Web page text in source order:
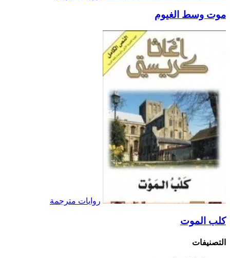
موت وسط الغيوم
روايات مترجمة
كلب الموت
التصنيفات